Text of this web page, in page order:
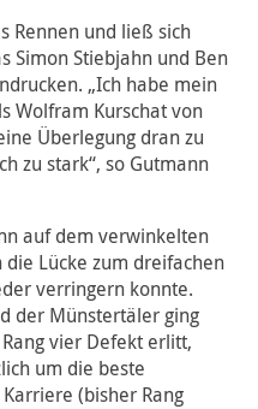
Rennen und ließ sich
Simon Stiebjahn und Ben
„Ich habe mein
Wolfram Kurschat von
Überlegung dran zu
zu stark“, so Gutmann
auf dem verwinkelten
Lücke zum dreifachen
verringern konnte.
der Münstertäler ging
vier Defekt erlitt,
um die beste
(bisher Rang